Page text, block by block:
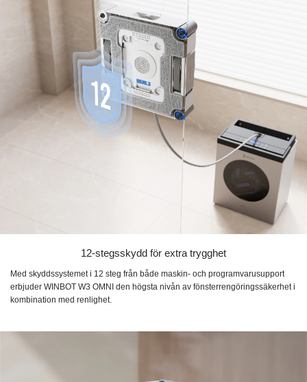
12-stegsskydd för extra trygghet
Med skyddssystemet i 12 steg från både maskin- och programvarusupport
erbjuder WINBOT W3 OMNI den högsta nivån av fönsterrengöringssäkerhet i
kombination med renlighet.